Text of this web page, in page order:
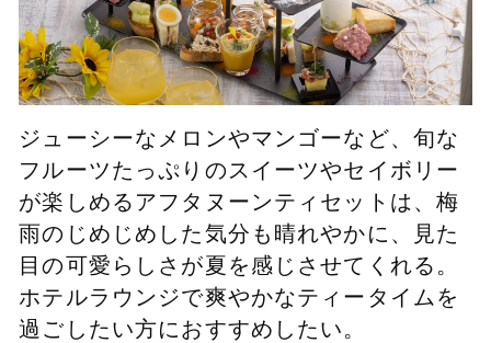
ジューシーなメロンやマンゴーなど、旬な
フルーツたっぷりのスイーツやセイボリー
が楽しめるアフタヌーンティセットは、梅
雨のじめじめした気分も晴れやかに、見た
目の可愛らしさが夏を感じさせてくれる。
ホテルラウンジで爽やかなティータイムを
過ごしたい方におすすめしたい。